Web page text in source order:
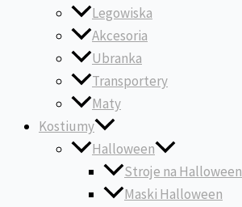
Legowiska
Akcesoria
Ubranka
Transportery
Maty
Kostiumy
Halloween
Stroje na Halloween
Maski Halloween